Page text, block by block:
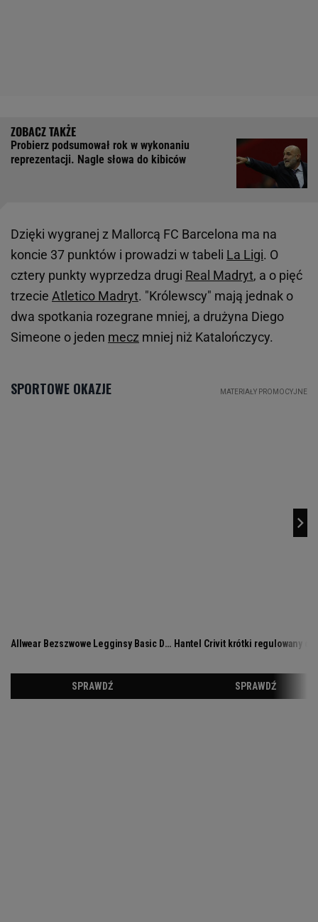
Probierz podsumował rok w wykonaniu
reprezentacji. Nagle słowa do kibiców
Dzięki wygranej z Mallorcą FC Barcelona ma na
koncie 37 punktów i prowadzi w tabeli La Ligi. O
cztery punkty wyprzedza drugi Real Madryt, a o pięć
trzecie Atletico Madryt. "Królewscy" mają jednak o
dwa spotkania rozegrane mniej, a drużyna Diego
Simeone o jeden mecz mniej niż Katalończycy.